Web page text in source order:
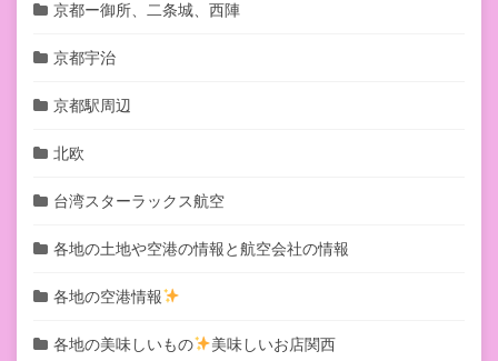
京都ー御所、二条城、西陣
京都宇治
京都駅周辺
北欧
台湾スターラックス航空
各地の土地や空港の情報と航空会社の情報
各地の空港情報
各地の美味しいもの 美味しいお店関西